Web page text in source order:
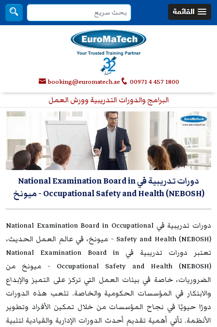
00971 4 457 1800
booking@euromatech.ae
البرامج والدورات التدريبية وورش العمل
دورات تدريبية في National Examination Board in
Occupational Safety and Health (NEBOSH)- ميونخ
دورات تدريبية في National Examination Board in Occupational
Safety and Health (NEBOSH) - ميونخ، في عالم العمل الحديث،
تعتبر دورات تدريبية في National Examination Board in
Occupational Safety and Health (NEBOSH) - ميونخ من
الضروريات، خاصة في بيئات العمل التي تركز على التميز والإبداع
والابتكار في المؤسسات الحكومية والخاصة. تلعب هذه الدورات
دورًا حيويًا في نجاح المؤسسات من خلال تمكين الأفراد وتطوير
الأنظمة. تأتي أهمية تقديم أحدث الدورات الإدارية والقيادية لتلبية